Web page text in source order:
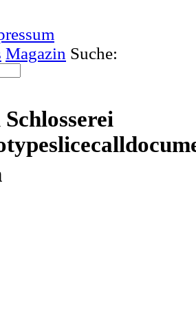
Magazin Suche: